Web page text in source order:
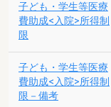
子ども・学生等医療
費助成<入院>所得制
限
子ども・学生等医療
費助成<入院>所得制
限－備考